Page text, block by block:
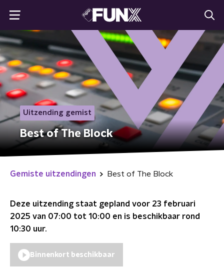
Uitzending gemist
Best of The Block
Gemiste uitzendingen Best of The Block
Deze uitzending staat gepland voor 23 februari
2025 van 07:00 tot 10:00 en is beschikbaar rond
10:30 uur.
Binnenkort beschikbaar